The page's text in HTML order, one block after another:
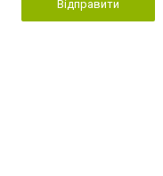
Відправити